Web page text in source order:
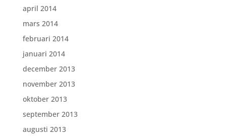
april 2014
mars 2014
februari 2014
januari 2014
december 2013
november 2013
oktober 2013
september 2013
augusti 2013